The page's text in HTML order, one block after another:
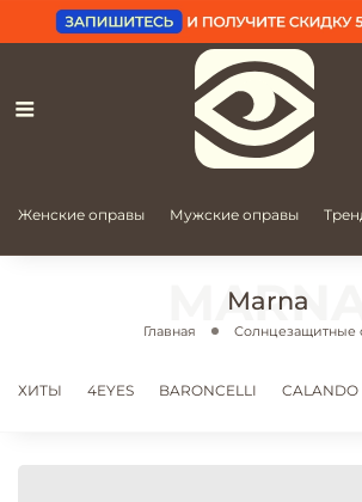
Женские оправы Мужские оправы
Marna
Главная Солнцезащитные
ХИТЫ 4EYES BARONCELLI CALANDO